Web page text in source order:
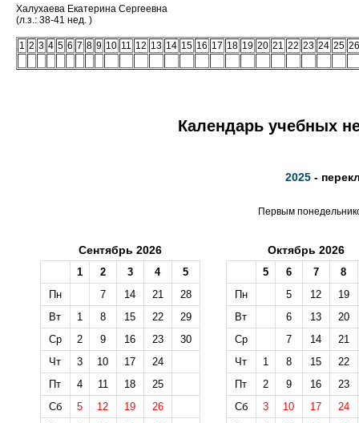
Халухаева Екатерина Сергеевна
(л.з.: 38-41 нед. )
1 2 3 4 5 6 7 8 9 10 11 12 13 14 15 16 17 18 19 20 21 22 23 24 25 26
Календарь учебных
2025 -
Первым
Сентябрь 2026
1 2 3 4
5
Пн
7 14 21
28
Вт
1 8 15 22
29
Ср
2 9 16 23
30
Чт
3 10 17
24
Пт
4 11 18
25
Сб
5 12 19
26
Октябрь 2026
5 6 7
8
Пн
5 12
19
Вт
6 13
20
Ср
7 14
21
Чт
1 8 15
22
Пт
2 9 16
23
Сб
3 10 17
24